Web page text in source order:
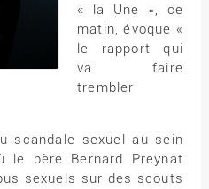
« la Une », ce
matin, évoque «
le rapport qui
va faire
trembler
scandale sexuel au sein
le père Bernard Preynat
sexuels sur des scouts